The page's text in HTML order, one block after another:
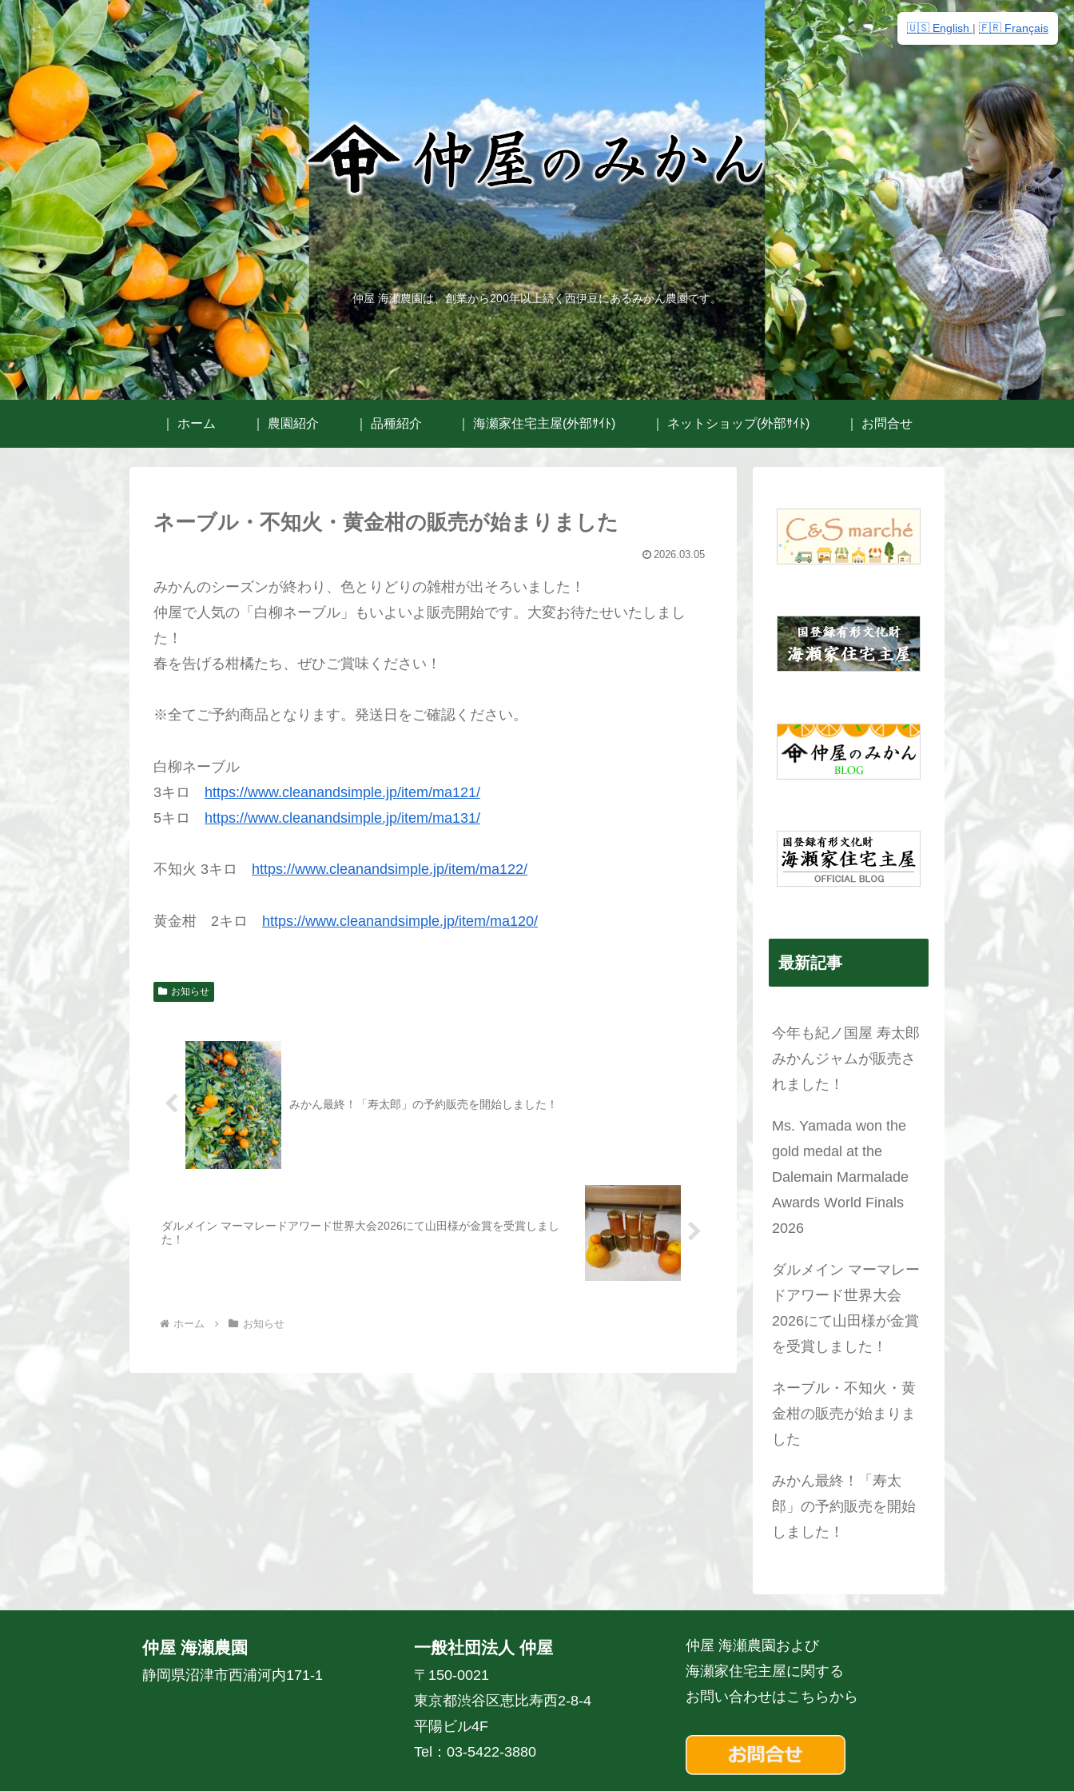
🇺🇸 English | 🇫🇷 Français
仲屋 海瀬農園は、創業から200年以上続く西伊豆にあるみかん農園です。
｜ ホーム ｜ 農園紹介 ｜ 品種紹介 ｜ 海瀬家住宅主屋(外部ｻｲﾄ) ｜ ネットショップ(外部ｻｲﾄ) ｜ お問合せ
ネーブル・不知火・黄金柑の販売が始まりました
2026.03.05
みかんのシーズンが終わり、色とりどりの雑柑が出そろいました！
仲屋で人気の「白柳ネーブル」もいよいよ販売開始です。大変お待たせいたしまし
た！
春を告げる柑橘たち、ぜひご賞味ください！
※全てご予約商品となります。発送日をご確認ください。
白柳ネーブル
3キロ https://www.cleanandsimple.jp/item/ma121/
5キロ https://www.cleanandsimple.jp/item/ma131/
不知火 3キロ https://www.cleanandsimple.jp/item/ma122/
黄金柑 2キロ https://www.cleanandsimple.jp/item/ma120/
お知らせ
みかん最終！「寿太郎」の予約販売を開始しました！
ダルメイン マーマレードアワード世界大会2026にて山田様が金賞を受賞しまし
た！
ホーム お知らせ
最新記事
今年も紀ノ国屋 寿太郎
みかんジャムが販売さ
れました！
Ms. Yamada won the
gold medal at the
Dalemain Marmalade
Awards World Finals
2026
ダルメイン マーマレー
ドアワード世界大会
2026にて山田様が金賞
を受賞しました！
ネーブル・不知火・黄
金柑の販売が始まりま
した
みかん最終！「寿太
郎」の予約販売を開始
しました！
仲屋 海瀬農園
静岡県沼津市西浦河内171-1
一般社団法人 仲屋
〒150-0021
東京都渋谷区恵比寿西2-8-4
平陽ビル4F
Tel：03-5422-3880
仲屋 海瀬農園および
海瀬家住宅主屋に関する
お問い合わせはこちらから